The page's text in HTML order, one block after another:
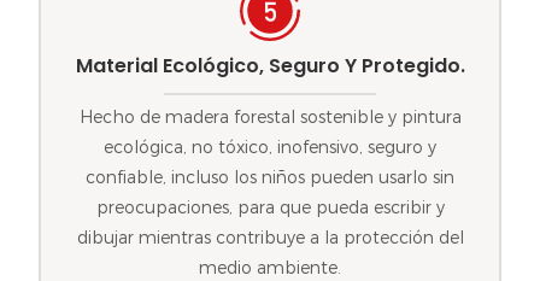
Material Ecológico, Seguro Y Protegido.
Hecho de madera forestal sostenible y pintura
ecológica, no tóxico, inofensivo, seguro y
confiable, incluso los niños pueden usarlo sin
preocupaciones, para que pueda escribir y
dibujar mientras contribuye a la protección del
medio ambiente.